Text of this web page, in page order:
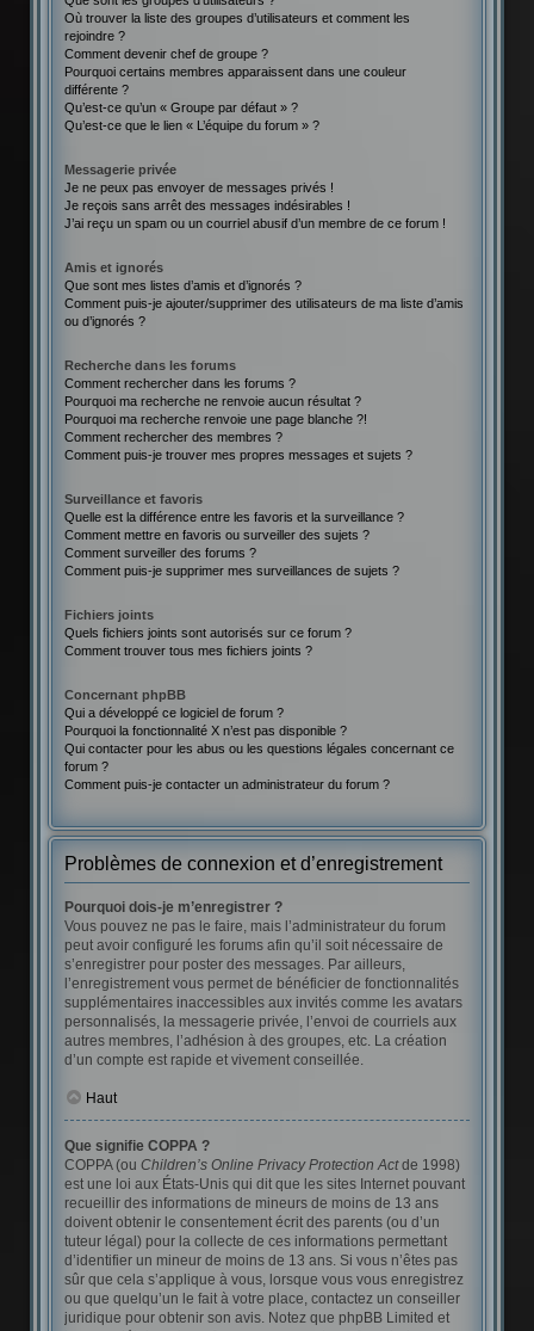
Où trouver la liste des groupes d’utilisateurs et comment les
rejoindre ?
Comment devenir chef de groupe ?
Pourquoi certains membres apparaissent dans une couleur
différente ?
Qu’est-ce qu’un « Groupe par défaut » ?
Qu’est-ce que le lien « L’équipe du forum » ?
Messagerie privée
Je ne peux pas envoyer de messages privés !
Je reçois sans arrêt des messages indésirables !
J’ai reçu un spam ou un courriel abusif d’un membre de ce forum !
Amis et ignorés
Que sont mes listes d’amis et d’ignorés ?
Comment puis-je ajouter/supprimer des utilisateurs de ma liste d’amis
ou d’ignorés ?
Recherche dans les forums
Comment rechercher dans les forums ?
Pourquoi ma recherche ne renvoie aucun résultat ?
Pourquoi ma recherche renvoie une page blanche ?!
Comment rechercher des membres ?
Comment puis-je trouver mes propres messages et sujets ?
Surveillance et favoris
Quelle est la différence entre les favoris et la surveillance ?
Comment mettre en favoris ou surveiller des sujets ?
Comment surveiller des forums ?
Comment puis-je supprimer mes surveillances de sujets ?
Fichiers joints
Quels fichiers joints sont autorisés sur ce forum ?
Comment trouver tous mes fichiers joints ?
Concernant phpBB
Qui a développé ce logiciel de forum ?
Pourquoi la fonctionnalité X n’est pas disponible ?
Qui contacter pour les abus ou les questions légales concernant ce
forum ?
Comment puis-je contacter un administrateur du forum ?
Problèmes de connexion et d’enregistrement
Pourquoi dois-je m’enregistrer ?
Vous pouvez ne pas le faire, mais l’administrateur du forum
peut avoir configuré les forums afin qu’il soit nécessaire de
s’enregistrer pour poster des messages. Par ailleurs,
l’enregistrement vous permet de bénéficier de fonctionnalités
supplémentaires inaccessibles aux invités comme les avatars
personnalisés, la messagerie privée, l’envoi de courriels aux
autres membres, l’adhésion à des groupes, etc. La création
d’un compte est rapide et vivement conseillée.
Haut
Que signifie COPPA ?
COPPA (ou Children’s Online Privacy Protection Actde 1998)
est une loi aux États-Unis qui dit que les sites Internet pouvant
recueillir des informations de mineurs de moins de 13 ans
doivent obtenir le consentement écrit des parents (ou d’un
tuteur légal) pour la collecte de ces informations permettant
d’identifier un mineur de moins de 13 ans. Si vous n’êtes pas
sûr que cela s’applique à vous, lorsque vous vous enregistrez
ou que quelqu’un le fait à votre place, contactez un conseiller
juridique pour obtenir son avis. Notez que phpBB Limited et